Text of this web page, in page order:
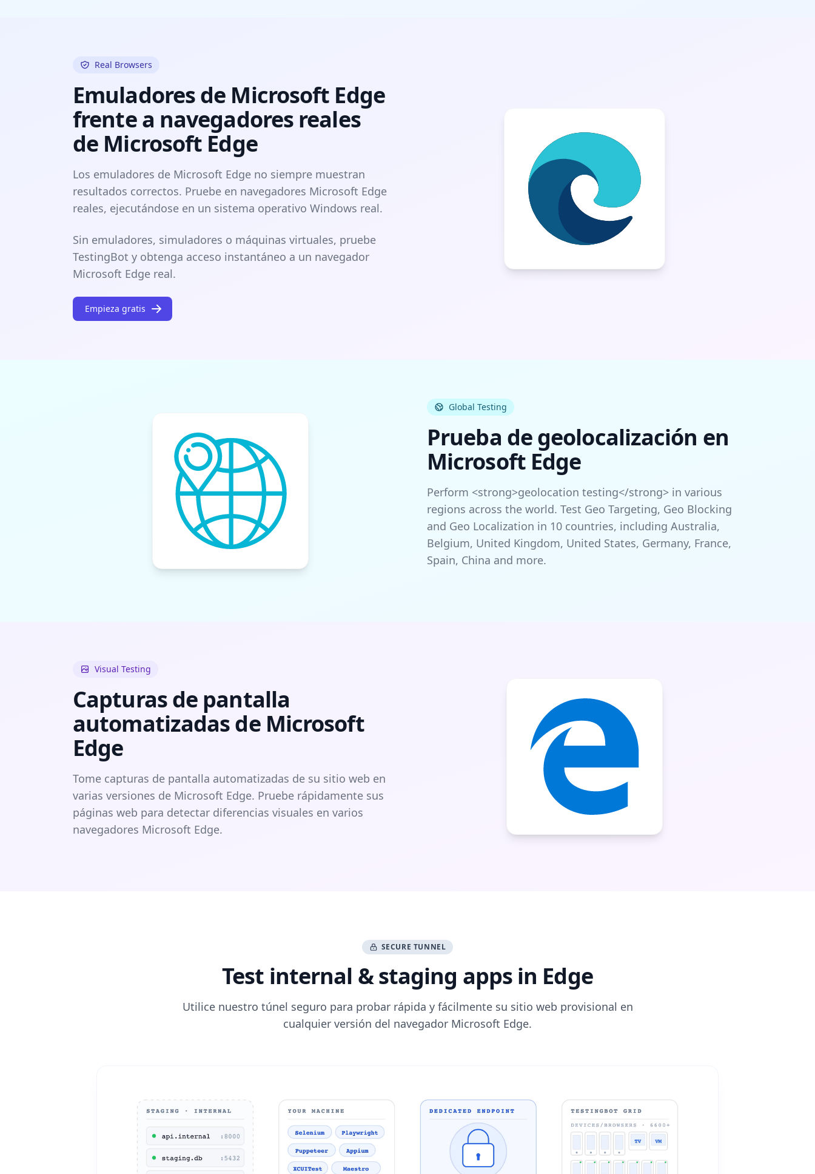
Real Browsers
Emuladores de Microsoft Edge
frente a navegadores reales
de Microsoft Edge
Los emuladores de Microsoft Edge no siempre muestran
resultados correctos. Pruebe en navegadores Microsoft Edge
reales, ejecutándose en un sistema operativo Windows real.
Sin emuladores, simuladores o máquinas virtuales, pruebe
TestingBot y obtenga acceso instantáneo a un navegador
Microsoft Edge real.
Empieza gratis
Global Testing
Prueba de geolocalización en
Microsoft Edge
Perform <strong>geolocation testing</strong> in various
regions across the world. Test Geo Targeting, Geo Blocking
and Geo Localization in 10 countries, including Australia,
Belgium, United Kingdom, United States, Germany, France,
Spain, China and more.
Visual Testing
Capturas de pantalla
automatizadas de Microsoft
Edge
Tome capturas de pantalla automatizadas de su sitio web en
varias versiones de Microsoft Edge. Pruebe rápidamente sus
páginas web para detectar diferencias visuales en varios
navegadores Microsoft Edge.
SECURE TUNNEL
Test internal & staging apps in Edge
Utilice nuestro túnel seguro para probar rápida y fácilmente su sitio web provisional en
cualquier versión del navegador Microsoft Edge.